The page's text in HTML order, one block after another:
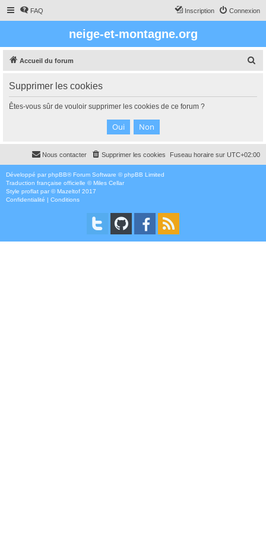
FAQ Connexion
Inscription
neige-et-montagne.org
Accueil du forum
c
Supprimer les cookies
Êtes-vous sûr de vouloir supprimer les cookies de ce forum ?
Fuseau horaire sur UTC+02:00
Supprimer les cookies
Nous contacter
Développé par phpBB® Forum Software © phpBB Limited
Traduction française officielle ©Miles Cellar
Style proflat par ©Mazeltof 2017
Confidentialité | Conditions